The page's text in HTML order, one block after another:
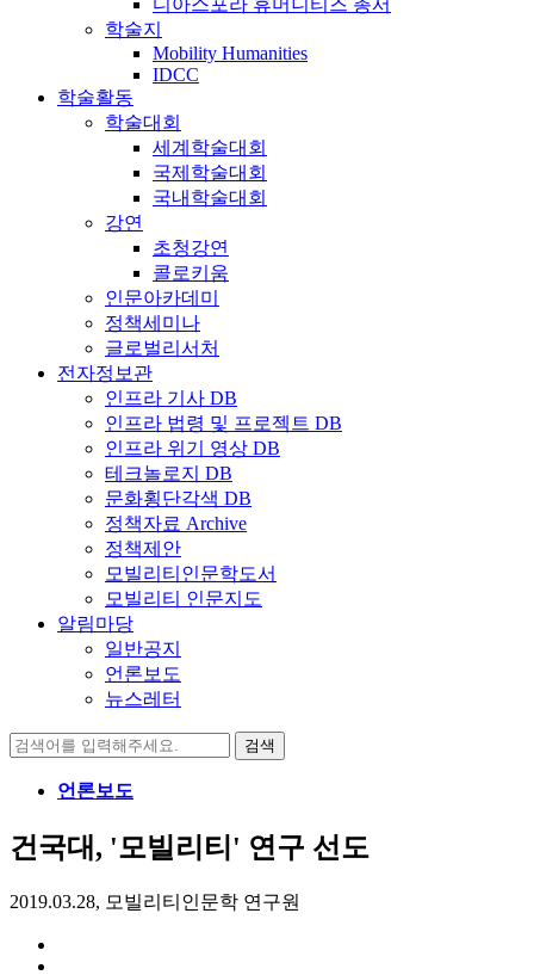
디아스포라 휴머니티즈 총서
학술지
Mobility Humanities
IDCC
학술활동
학술대회
세계학술대회
국제학술대회
국내학술대회
강연
초청강연
콜로키움
인문아카데미
정책세미나
글로벌리서처
전자정보관
인프라 기사 DB
인프라 법령 및 프로젝트 DB
인프라 위기 영상 DB
테크놀로지 DB
문화횡단각색 DB
정책자료 Archive
정책제안
모빌리티인문학도서
모빌리티 인문지도
알림마당
일반공지
언론보도
뉴스레터
검
언론보도
건국대, '모빌리티' 연구 선도
2019.03.28, 모빌리티인문학 연구원